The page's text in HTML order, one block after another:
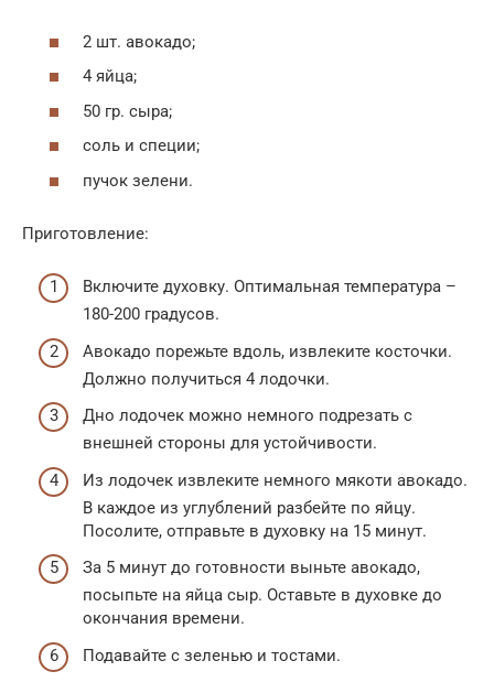
2 шт. авокадо;
4 яйца;
50 гр. сыра;
соль и специи;
пучок зелени.
Приготовление:
Включите духовку. Оптимальная температура –
180-200 градусов.
Авокадо порежьте вдоль, извлеките косточки.
Должно получиться 4 лодочки.
Дно лодочек можно немного подрезать с
внешней стороны для устойчивости.
Из лодочек извлеките немного мякоти авокадо.
В каждое из углублений разбейте по яйцу.
Посолите, отправьте в духовку на 15 минут.
За 5 минут до готовности выньте авокадо,
посыпьте на яйца сыр. Оставьте в духовке до
окончания времени.
Подавайте с зеленью и тостами.